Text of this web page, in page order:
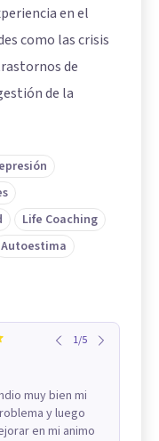
en el
como las crisis
de
de la
Life Coaching
Autoestima
1/5
muy bien mi
y luego
en mi animo